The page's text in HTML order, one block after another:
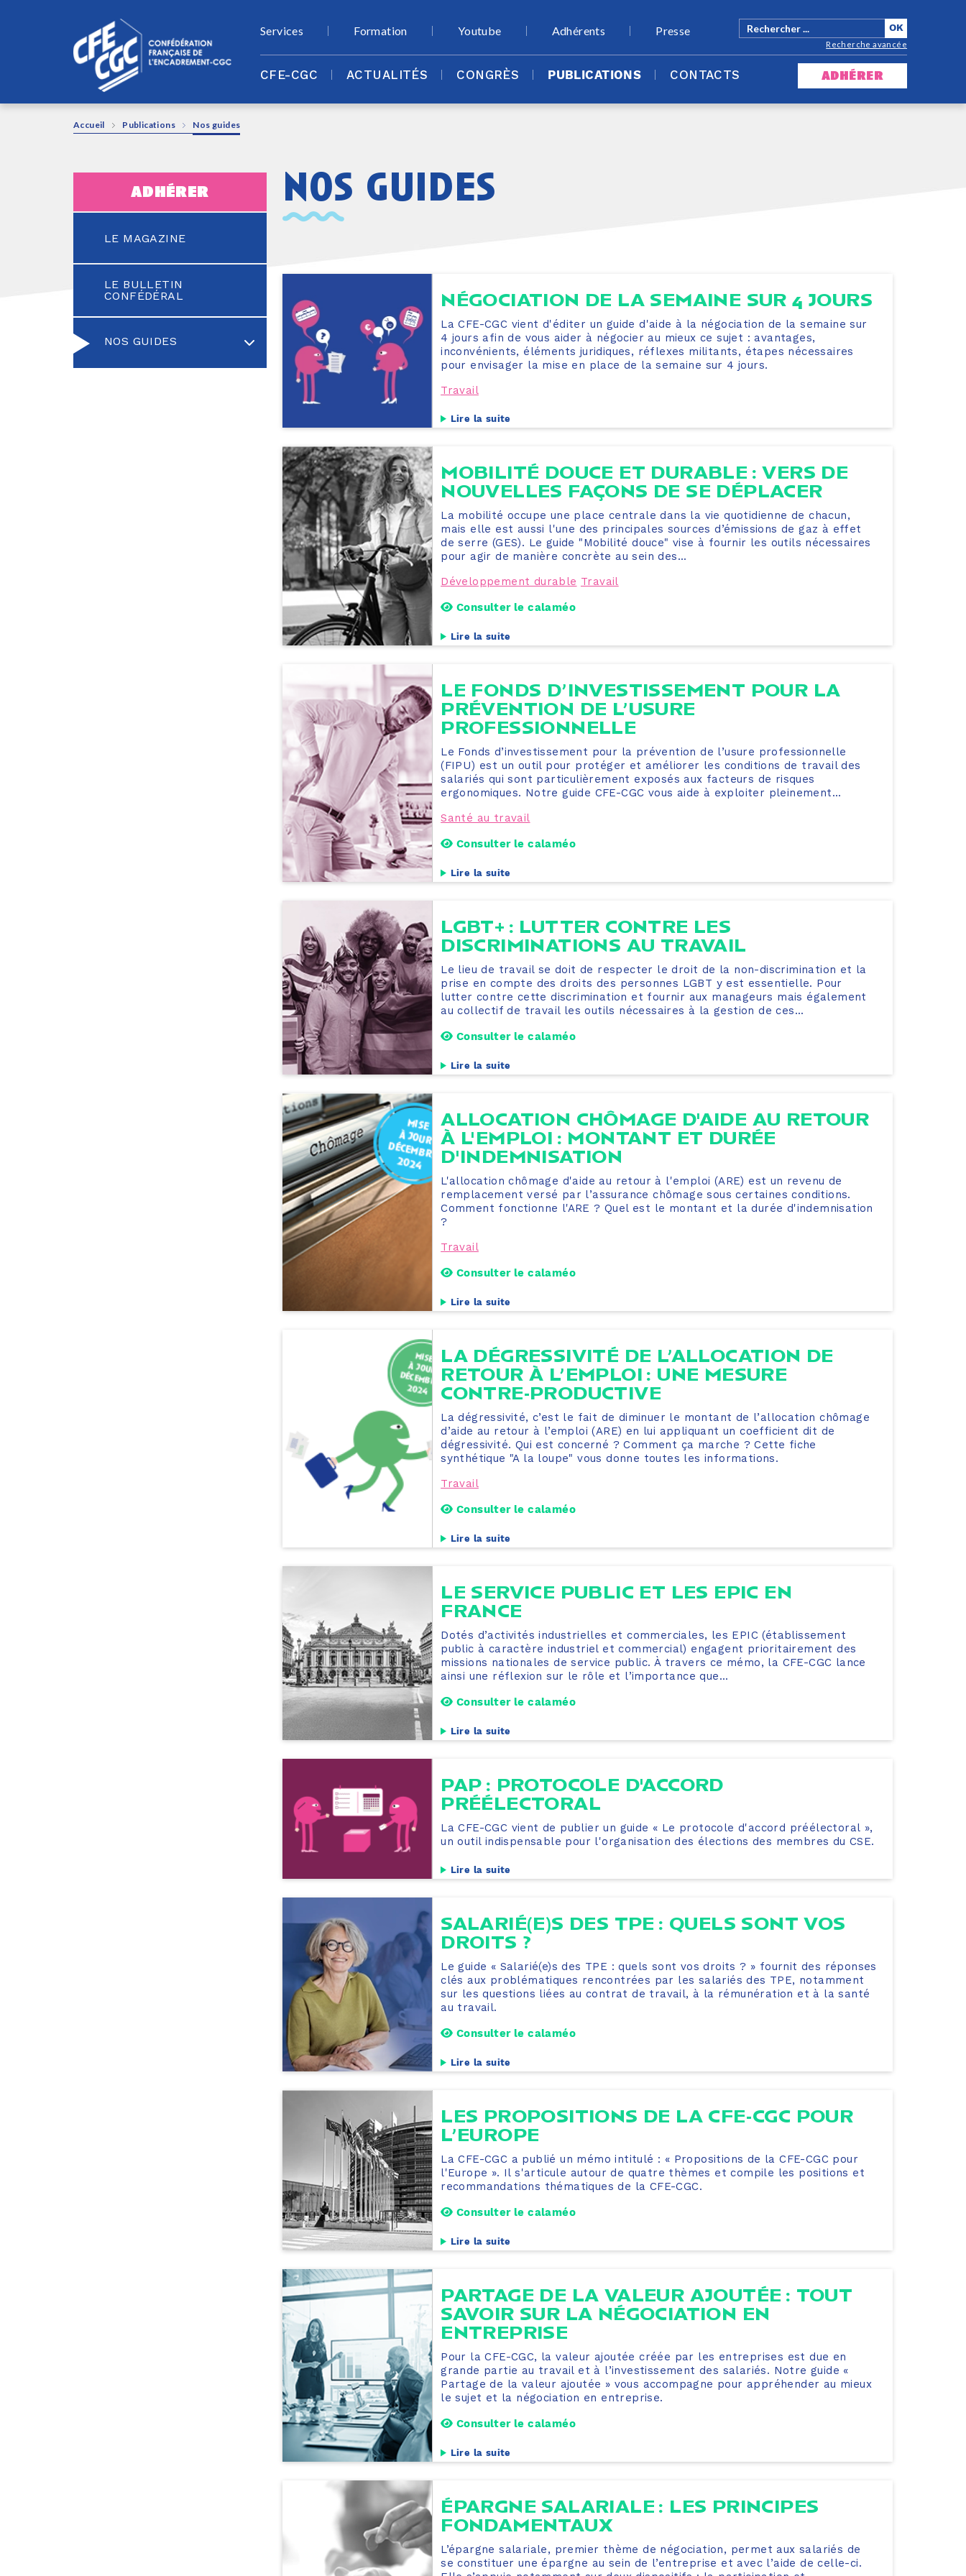
Recherche avancée
CFE-CGC ACTUALITÉS CONGRÈS PUBLICATIONS CONTACTS adhérer
Services Formation Youtube Adhérents Presse
Accueil Publications Nos guides
adhérer
LE MAGAZINE
LE BULLETIN
CONFÉDÉRAL
NOS GUIDES
nos guides
NÉGOCIATION DE LA SEMAINE SUR 4 JOURS
La CFE-CGC vient d'éditer un guide d'aide à la négociation de la semaine sur
4 jours afin de vous aider à négocier au mieux ce sujet : avantages,
inconvénients, éléments juridiques, réflexes militants, étapes nécessaires
pour envisager la mise en place de la semaine sur 4 jours.
Travail
Lire la suite
MOBILITÉ DOUCE ET DURABLE : VERS DE
NOUVELLES FAÇONS DE SE DÉPLACER
La mobilité occupe une place centrale dans la vie quotidienne de chacun,
mais elle est aussi l'une des principales sources d’émissions de gaz à effet
de serre (GES). Le guide "Mobilité douce" vise à fournir les outils nécessaires
pour agir de manière concrète au sein des...
Développement durable Travail
Consulter le calaméo
Lire la suite
LE FONDS D’INVESTISSEMENT POUR LA
PRÉVENTION DE L’USURE
PROFESSIONNELLE
Le Fonds d’investissement pour la prévention de l’usure professionnelle
(FIPU) est un outil pour protéger et améliorer les conditions de travail des
salariés qui sont particulièrement exposés aux facteurs de risques
ergonomiques. Notre guide CFE-CGC vous aide à exploiter pleinement...
Santé au travail
Consulter le calaméo
Lire la suite
LGBT+ : LUTTER CONTRE LES
DISCRIMINATIONS AU TRAVAIL
Le lieu de travail se doit de respecter le droit de la non-discrimination et la
prise en compte des droits des personnes LGBT y est essentielle. Pour
lutter contre cette discrimination et fournir aux manageurs mais également
au collectif de travail les outils nécessaires à la gestion de ces...
Consulter le calaméo
Lire la suite
ALLOCATION CHÔMAGE D'AIDE AU RETOUR
À L'EMPLOI : MONTANT ET DURÉE
D'INDEMNISATION
L'allocation chômage d'aide au retour à l'emploi (ARE) est un revenu de
remplacement versé par l’assurance chômage sous certaines conditions.
Comment fonctionne l'ARE ? Quel est le montant et la durée d'indemnisation
?
Travail
Consulter le calaméo
Lire la suite
LA DÉGRESSIVITÉ DE L’ALLOCATION DE
RETOUR À L’EMPLOI : UNE MESURE
CONTRE-PRODUCTIVE
La dégressivité, c’est le fait de diminuer le montant de l’allocation chômage
d’aide au retour à l’emploi (ARE) en lui appliquant un coefficient dit de
dégressivité. Qui est concerné ? Comment ça marche ? Cette fiche
synthétique "A la loupe" vous donne toutes les informations.
Travail
Consulter le calaméo
Lire la suite
LE SERVICE PUBLIC ET LES EPIC EN
FRANCE
Dotés d’activités industrielles et commerciales, les EPIC (établissement
public à caractère industriel et commercial) engagent prioritairement des
missions nationales de service public. À travers ce mémo, la CFE-CGC lance
ainsi une réflexion sur le rôle et l’importance que...
Consulter le calaméo
Lire la suite
PAP : PROTOCOLE D'ACCORD
PRÉÉLECTORAL
La CFE-CGC vient de publier un guide « Le protocole d'accord préélectoral »,
un outil indispensable pour l'organisation des élections des membres du CSE.
Lire la suite
SALARIÉ(E)S DES TPE : QUELS SONT VOS
DROITS ?
Le guide « Salarié(e)s des TPE : quels sont vos droits ? » fournit des réponses
clés aux problématiques rencontrées par les salariés des TPE, notamment
sur les questions liées au contrat de travail, à la rémunération et à la santé
au travail.
Consulter le calaméo
Lire la suite
LES PROPOSITIONS DE LA CFE-CGC POUR
L’EUROPE
La CFE-CGC a publié un mémo intitulé : « Propositions de la CFE-CGC pour
l'Europe ». Il s'articule autour de quatre thèmes et compile les positions et
recommandations thématiques de la CFE-CGC.
Consulter le calaméo
Lire la suite
PARTAGE DE LA VALEUR AJOUTÉE : TOUT
SAVOIR SUR LA NÉGOCIATION EN
ENTREPRISE
Pour la CFE-CGC, la valeur ajoutée créée par les entreprises est due en
grande partie au travail et à l’investissement des salariés. Notre guide «
Partage de la valeur ajoutée » vous accompagne pour appréhender au mieux
le sujet et la négociation en entreprise.
Consulter le calaméo
Lire la suite
ÉPARGNE SALARIALE : LES PRINCIPES
FONDAMENTAUX
L’épargne salariale, premier thème de négociation, permet aux salariés de
se constituer une épargne au sein de l’entreprise et avec l’aide de celle-ci.